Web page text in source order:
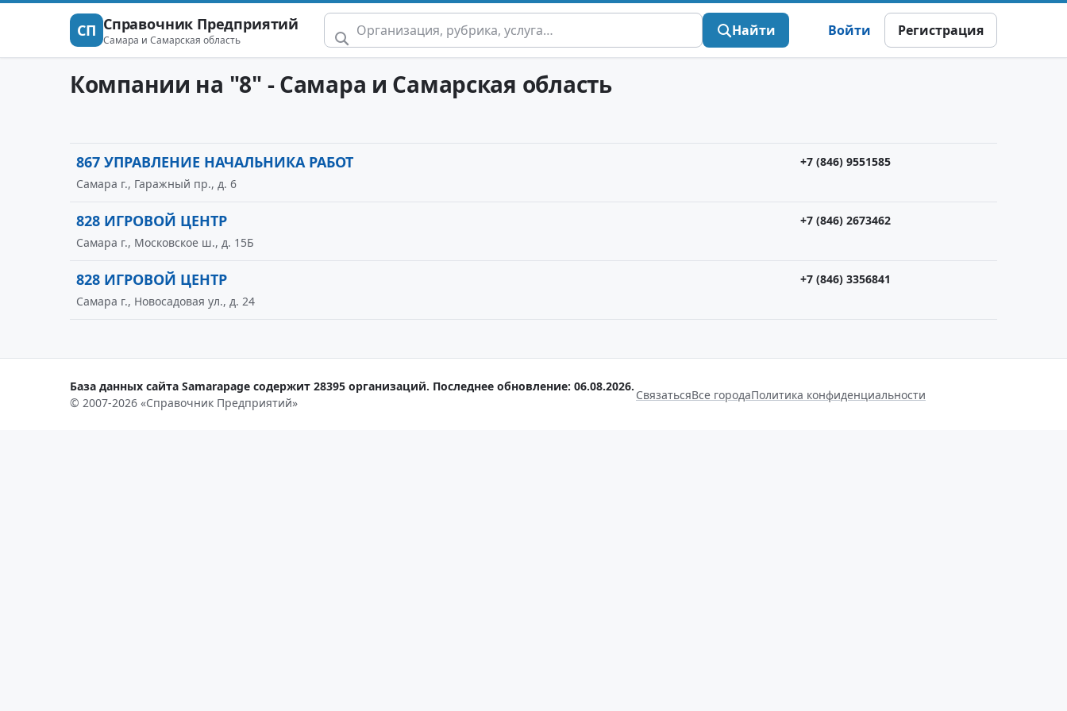
СП Справочник Предприятий
Самара и Самарская область
Найти Войти Регистрация
Компании на "8" - Самара и Самарская область
867 УПРАВЛЕНИЕ НАЧАЛЬНИКА РАБОТ
+7 (846) 9551585
Самара г., Гаражный пр., д. 6
828 ИГРОВОЙ ЦЕНТР
+7 (846) 2673462
Самара г., Московское ш., д. 15Б
828 ИГРОВОЙ ЦЕНТР
+7 (846) 3356841
Самара г., Новосадовая ул., д. 24
База данных сайта Samarapage содержит 28395 организаций. Последнее обновление: 06.08.2026.
© 2007-2026 «Справочник Предприятий»
СвязатьсяВсе городаПолитика конфиденциальности